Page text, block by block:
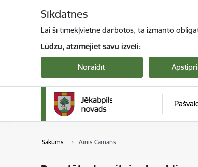
Sīkdatnes
Lai šī tīmekļvietne darbotos, tā izmanto
Lūdzu, atzīmējiet savu izvēli:
Noraidīt
Sākums Ainis Čāmāns